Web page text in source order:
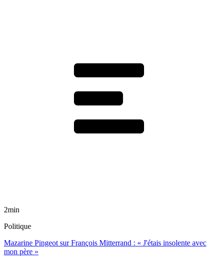
2min
Politique
Mazarine Pingeot sur François Mitterrand : « J'étais insolente avec
mon père »